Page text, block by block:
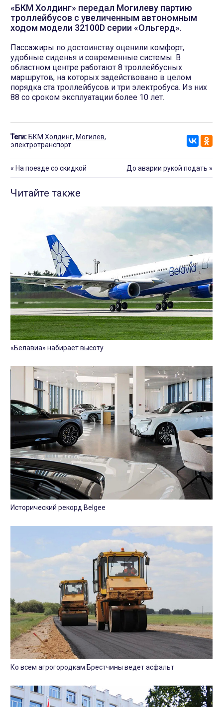
«БКМ Холдинг» передал Могилеву партию
троллейбусов с увеличенным автономным
ходом модели 32100D серии «Ольгерд».
Пассажиры по достоинству оценили комфорт,
удобные сиденья и современные системы. В
областном центре работают 8 троллейбусных
маршрутов, на которых задействовано в целом
порядка ста троллейбусов и три электробуса. Из них
88 со сроком эксплуатации более 10 лет.
Теги: БКМ Холдинг, Могилев,
электротранспорт
« На поезде со скидкой До аварии рукой подать »
Читайте также
«Белавиа» набирает высоту
Исторический рекорд Belgee
Ко всем агрогородкам Брестчины ведет асфальт